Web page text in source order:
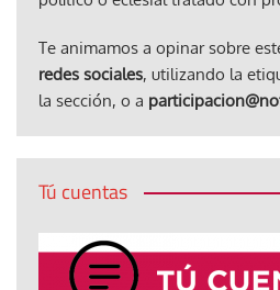
Te animamos a opinar sobre
redes sociales, utilizando la
la sección, o a
Tú cuentas